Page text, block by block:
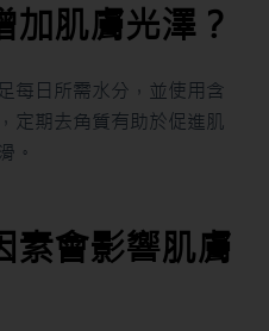
加肌膚光澤？
每日所需水分，並使用含
定期去角質有助於促進肌
。
素會影響肌膚